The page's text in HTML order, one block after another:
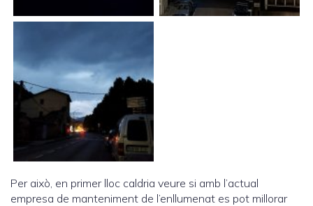
Per això, en primer lloc caldria veure si amb l’actual
empresa de manteniment de l’enllumenat es pot millorar